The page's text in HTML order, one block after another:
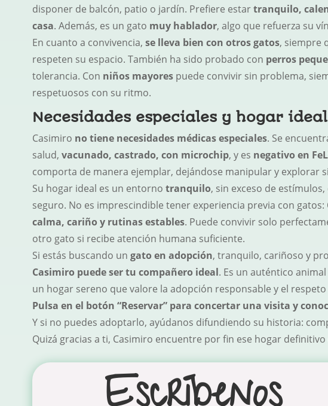
disponer de balcón, patio o jardín. Prefiere estartranquilo,
casa. Además, es un gato muy hablador, algo que refuerza su
En cuanto a convivencia, se lleva bien con otros gatos, siempre
respeten su espacio. También ha sido probado con perros
tolerancia. Con niños mayorespuede convivir sin problema,
respetuosos con su ritmo.
Necesidades especiales y hogar ideal
Casimiro no tiene necesidades médicas especiales. Se
salud, vacunado, castrado, con microchip, y es negativo en
comporta de manera ejemplar, dejándose manipular y explorar
Su hogar ideal es un entorno tranquilo, sin exceso de
seguro. No es imprescindible tener experiencia previa con gatos:
calma, cariño y rutinas estables. Puede convivir solo
otro gato si recibe atención humana suficiente.
Si estás buscando un gato en adopción, tranquilo, cariñoso y
Casimiro puede ser tu compañero ideal. Es un auténtico
un hogar sereno que valore la adopción responsable y el
Pulsa en el botón “Reservar” para concertar una visita y
Y si no puedes adoptarlo, ayúdanos difundiendo su historia:
Quizá gracias a ti, Casimiro encuentre por fin ese hogar